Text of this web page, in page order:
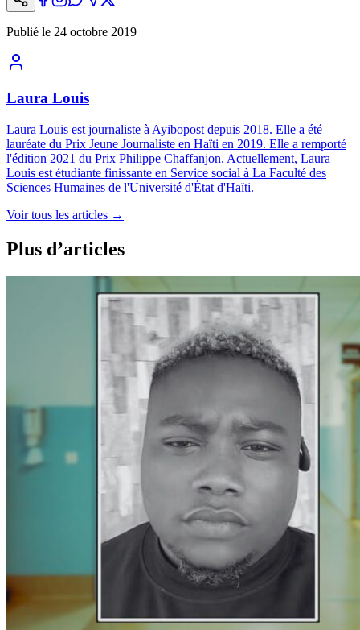
Publié le 24 octobre 2019
Laura Louis
Laura Louis est journaliste à Ayibopost depuis 2018. Elle a été
lauréate du Prix Jeune Journaliste en Haïti en 2019. Elle a remporté
l'édition 2021 du Prix Philippe Chaffanjon. Actuellement, Laura
Louis est étudiante finissante en Service social à La Faculté des
Sciences Humaines de l'Université d'État d'Haïti.
Voir tous les articles →
Plus d’articles